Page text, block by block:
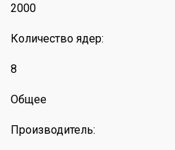
2000
Количество ядер:
8
Общее
Производитель: